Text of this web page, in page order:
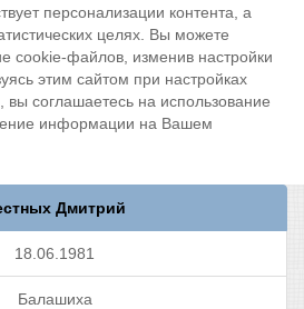
персонализации контента, а
целях. Вы можете
cookie-файлов, изменив настройки
этим сайтом при настройках
соглашаетесь на использование
информации на Вашем
Дмитрий
18.06.1981
Балашиха